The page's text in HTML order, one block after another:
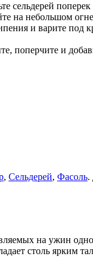
сельдерей поперек
на небольшом
и варите под
поперчите и
, Сельдерей, Фасоль.
на ужин
столь ярким